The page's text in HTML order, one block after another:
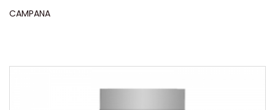
CAMPANA